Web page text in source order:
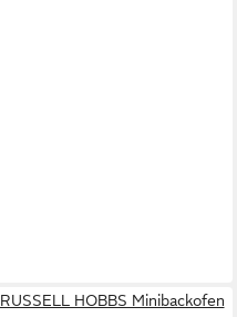
RUSSELL HOBBS Minibackofen